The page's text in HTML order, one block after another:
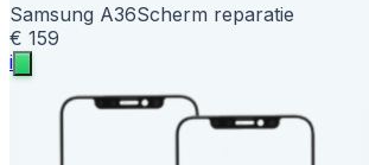
Samsung A36Scherm reparatie
€ 159
i